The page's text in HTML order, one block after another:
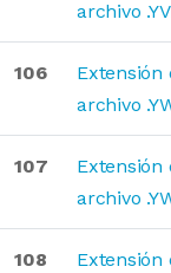
archivo
106
Extensión
archivo
107
Extensión
archivo
108
Extensión